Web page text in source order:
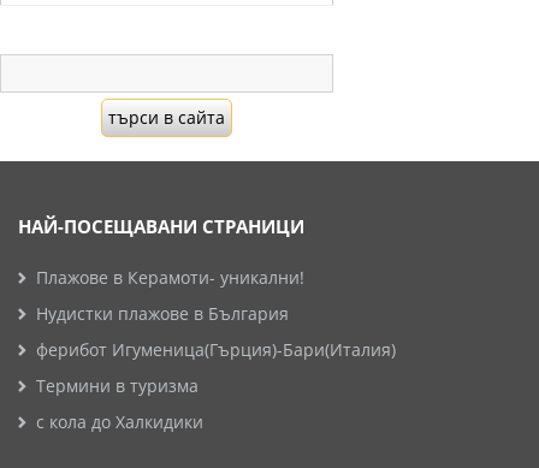
НАЙ-ПОСЕЩАВАНИ СТРАНИЦИ
Плажове в Керамоти- уникални!
Нудистки плажове в България
ферибот Игуменица(Гърция)-Бари(Италия)
Термини в туризма
с кола до Халкидики